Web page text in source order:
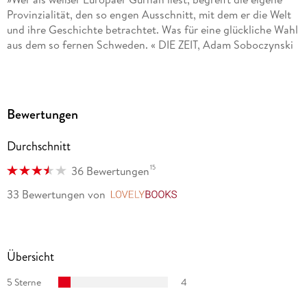
Provinzialität, den so engen Ausschnitt, mit dem er die Welt
und ihre Geschichte betrachtet. Was für eine glückliche Wahl
aus dem so fernen Schweden. « DIE ZEIT, Adam Soboczynski
unerbittlich. « Falter, Sigrid Löffler
»Ein aufregendes, ein brutales Buch. Ein Lese-Muss. « STERN,
Oliver Creutz
»Ein vielstimmiger Roman, sprachlich nüchtern und
»Seine Prosa ist unprätentiös, nachdenklich, eindringlich.
Bewertungen
Durchschnitt
36 Bewertungen15
33 Bewertungen von
Übersicht
5 Sterne
4